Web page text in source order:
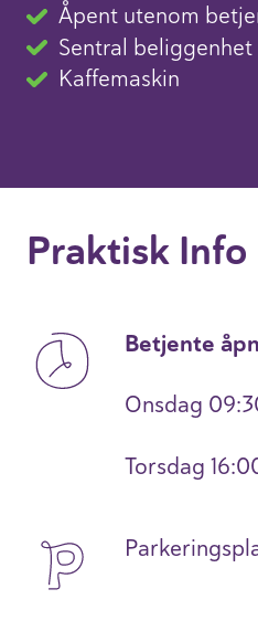
Åpent utenom
Sentral beliggenhet
Kaffemaskin
Praktisk Info
Betjente
Onsdag
Torsdag